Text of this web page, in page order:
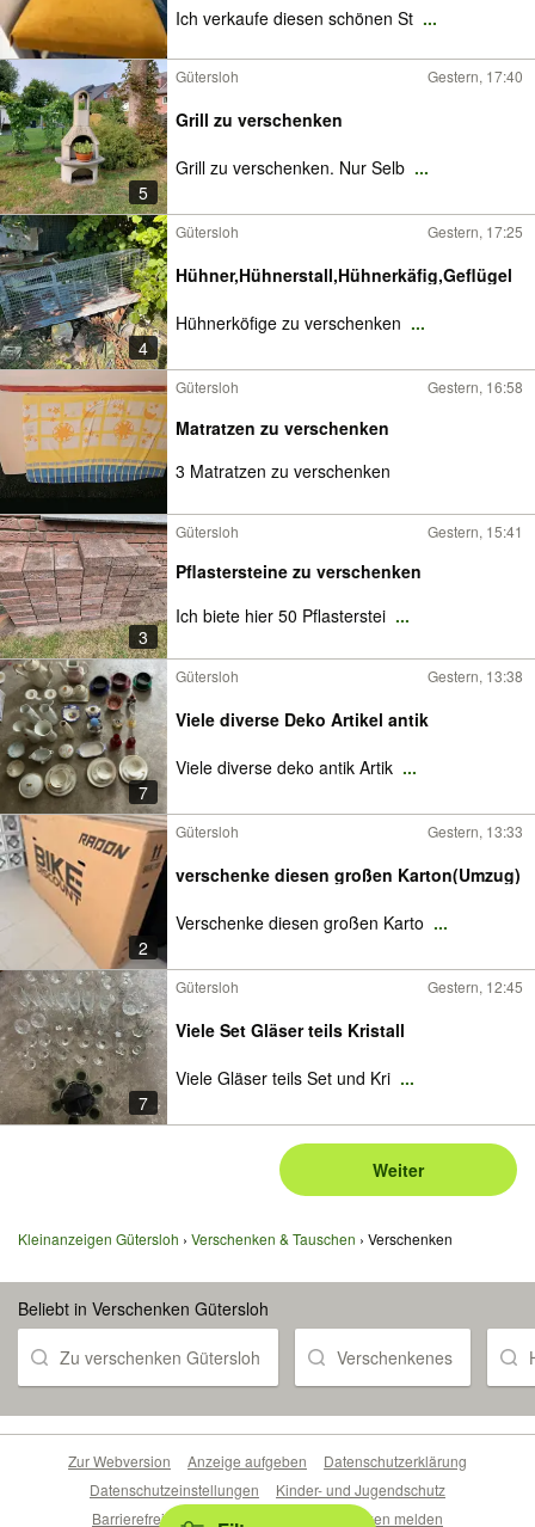
Ich verkaufe diesen schönen St ...
5
Gütersloh Gestern, 17:40
Grill zu verschenken
Grill zu verschenken. Nur Selb ...
4
Gütersloh Gestern, 17:25
Hühner,Hühnerstall,Hühnerkäfig,Geflügel
Hühnerköfige zu verschenken ...
Gütersloh Gestern, 16:58
Matratzen zu verschenken
3 Matratzen zu verschenken
3
Gütersloh Gestern, 15:41
Pflastersteine zu verschenken
Ich biete hier 50 Pflasterstei ...
7
Gütersloh Gestern, 13:38
Viele diverse Deko Artikel antik
Viele diverse deko antik Artik ...
2
Gütersloh Gestern, 13:33
verschenke diesen großen Karton(Umzug)
Verschenke diesen großen Karto ...
7
Gütersloh Gestern, 12:45
Viele Set Gläser teils Kristall
Viele Gläser teils Set und Kri ...
Weiter
Kleinanzeigen Gütersloh Verschenken & Tauschen Verschenken
Beliebt in Verschenken Gütersloh
Zu verschenken Gütersloh Verschenkenes
Zur Webversion Anzeige aufgeben
Datenschutzerklärung
Datenschutzeinstellungen
Kinder- und Jugendschutz
Barrierefreiheitserklärung
Sicherheitslücken melden